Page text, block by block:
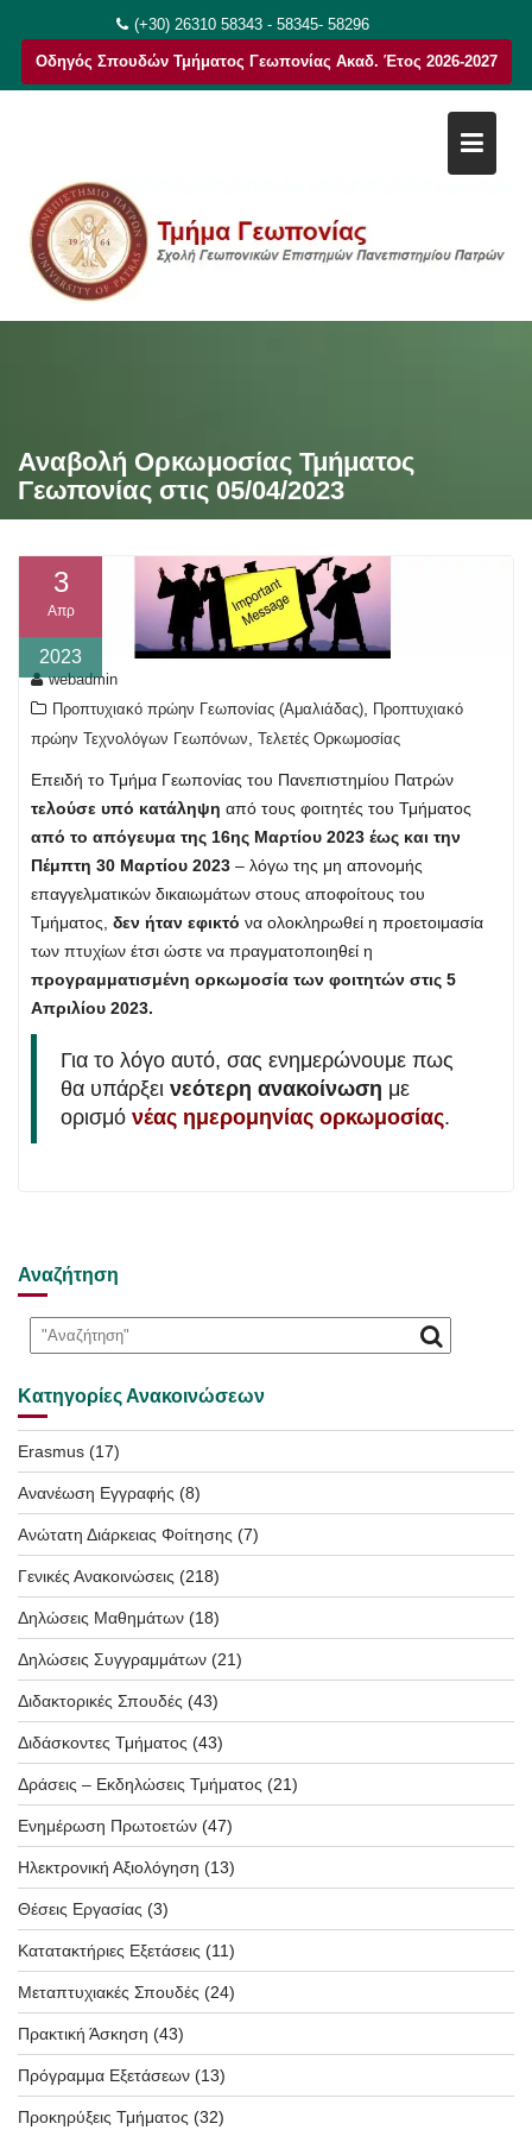
στο
περιεχόμενο
(+30) 26310 58343 - 58345- 58296
Οδηγός Σπουδών Τμήματος Γεωπονίας Ακαδ. Έτος 2026-2027
Αναβολή Ορκωμοσίας Τμήματος
Γεωπονίας στις 05/04/2023
3
Απρ
2023
webadmin
Προπτυχιακό πρώην Γεωπονίας (Αμαλιάδας)
Προπτυχιακό
πρώην Τεχνολόγων Γεωπόνων Τελετές Ορκωμοσίας
Επειδή το Τμήμα Γεωπονίας του Πανεπιστημίου Πατρών
τελούσε υπό κατάληψη από τους φοιτητές του Τμήματος
από το απόγευμα της 16ης Μαρτίου 2023 έως και την
Πέμπτη 30 Μαρτίου 2023 – λόγω της μη απονομής
επαγγελματικών δικαιωμάτων στους αποφοίτους του
Τμήματος, δεν ήταν εφικτό να ολοκληρωθεί η προετοιμασία
των πτυχίων έτσι ώστε να πραγματοποιηθεί η
προγραμματισμένη ορκωμοσία των φοιτητών στις 5
Απριλίου 2023.
Για το λόγο αυτό, σας ενημερώνουμε πως
θα υπάρξει νεότερη ανακοίνωση με
ορισμό νέας ημερομηνίας ορκωμοσίας.
Αναζήτηση
Κατηγορίες Ανακοινώσεων
Erasmus (17)
Ανανέωση Εγγραφής (8)
Ανώτατη Διάρκειας Φοίτησης (7)
Γενικές Ανακοινώσεις (218)
Δηλώσεις Μαθημάτων (18)
Δηλώσεις Συγγραμμάτων (21)
Διδακτορικές Σπουδές (43)
Διδάσκοντες Τμήματος (43)
Δράσεις – Εκδηλώσεις Τμήματος (21)
Ενημέρωση Πρωτοετών (47)
Ηλεκτρονική Αξιολόγηση (13)
Θέσεις Εργασίας (3)
Κατατακτήριες Εξετάσεις (11)
Μεταπτυχιακές Σπουδές (24)
Πρακτική Άσκηση (43)
Πρόγραμμα Εξετάσεων (13)
Προκηρύξεις Τμήματος (32)